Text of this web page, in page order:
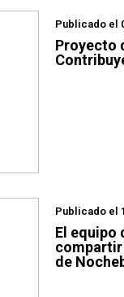
Publicado el
Proyecto
Publicado el
El equipo
compartir
de